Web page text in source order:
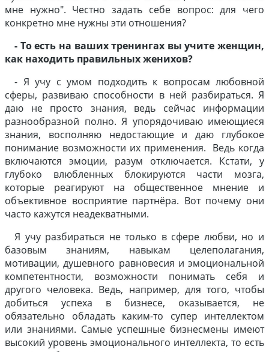
мне нужно". Честно задать себе вопрос: для чего
конкретно мне нужны эти отношения?
- То есть на ваших тренингах вы учите женщин,
как находить правильных женихов?
- Я учу с умом подходить к вопросам любовной
сферы, развиваю способности в ней разбираться. Я
даю не просто знания, ведь сейчас информации
разнообразной полно. Я упорядочиваю имеющиеся
знания, восполняю недостающие и даю глубокое
понимание возможности их применения. Ведь когда
включаются эмоции, разум отключается. Кстати, у
глубоко влюбленных блокируются части мозга,
которые реагируют на общественное мнение и
объективное восприятие партнёра. Вот почему они
часто кажутся неадекватными.
Я учу разбираться не только в сфере любви, но и
базовым знаниям, навыкам целеполагания,
мотивации, душевного равновесия и эмоциональной
компетентности, возможности понимать себя и
другого человека. Ведь, например, для того, чтобы
добиться успеха в бизнесе, оказывается, не
обязательно обладать каким-то супер интеллектом
или знаниями. Самые успешные бизнесмены имеют
высокий уровень эмоционального интеллекта, то есть